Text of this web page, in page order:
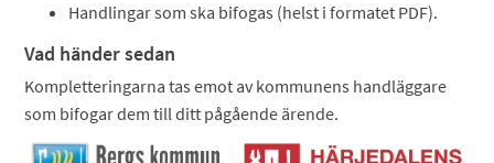
Handlingar som ska bifogas (helst i formatet PDF).
Vad händer sedan
Kompletteringarna tas emot av kommunens handläggare
som bifogar dem till ditt pågående ärende.